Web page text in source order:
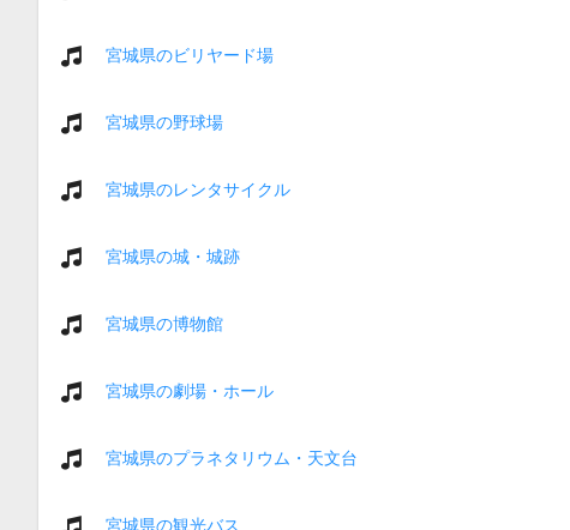
宮城県のビリヤード場
宮城県の野球場
宮城県のレンタサイクル
宮城県の城・城跡
宮城県の博物館
宮城県の劇場・ホール
宮城県のプラネタリウム・天文台
宮城県の観光バス